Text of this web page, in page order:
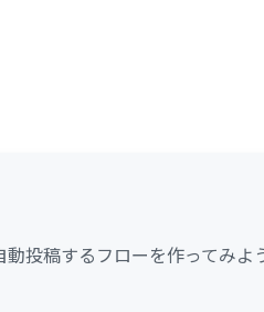
投稿するフローを作ってみよ